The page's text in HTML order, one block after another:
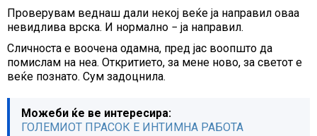
Проверувам веднаш дали некој веќе ја направил оваа
невидлива врска. И нормално − ја направил.
Сличноста е воочена одамна, пред јас воопшто да
помислам на неа. Откритието, за мене ново, за светот е
веќе познато. Сум задоцнила.
Можеби ќе ве интересира:
ГОЛЕМИОТ ПРАСОК Е ИНТИМНА РАБОТА